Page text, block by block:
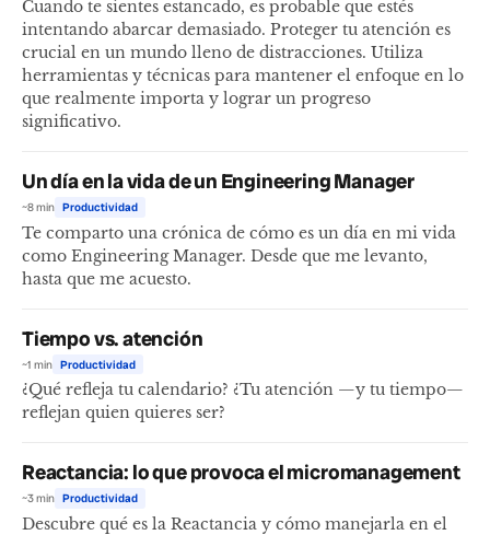
Cuando te sientes estancado, es probable que estés
intentando abarcar demasiado. Proteger tu atención es
crucial en un mundo lleno de distracciones. Utiliza
herramientas y técnicas para mantener el enfoque en lo
que realmente importa y lograr un progreso
significativo.
Un día en la vida de un Engineering Manager
~8 min Productividad
Te comparto una crónica de cómo es un día en mi vida
como Engineering Manager. Desde que me levanto,
hasta que me acuesto.
Tiempo vs. atención
~1 min Productividad
¿Qué refleja tu calendario? ¿Tu atención —y tu tiempo—
reflejan quien quieres ser?
Reactancia: lo que provoca el micromanagement
~3 min Productividad
Descubre qué es la Reactancia y cómo manejarla en el